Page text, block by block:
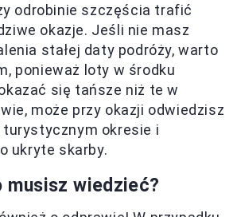
odrobinie szczęścia trafić
okazje. Jeśli nie masz
stałej daty podróży, warto
ponieważ loty w środku
się tańsze niż te w
może przy okazji odwiedzisz
turystycznym okresie i
ukryte skarby.
musisz wiedzieć?